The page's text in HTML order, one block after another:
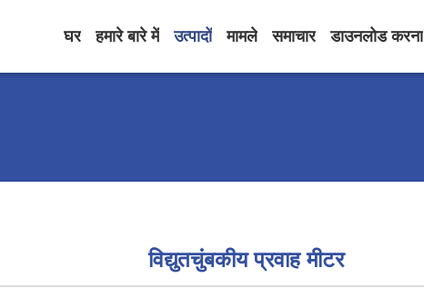
घर हमारे बारे में उत्पादों मामले समाचार डाउनलोड करना
विद्युतचुंबकीय प्रवाह मीटर